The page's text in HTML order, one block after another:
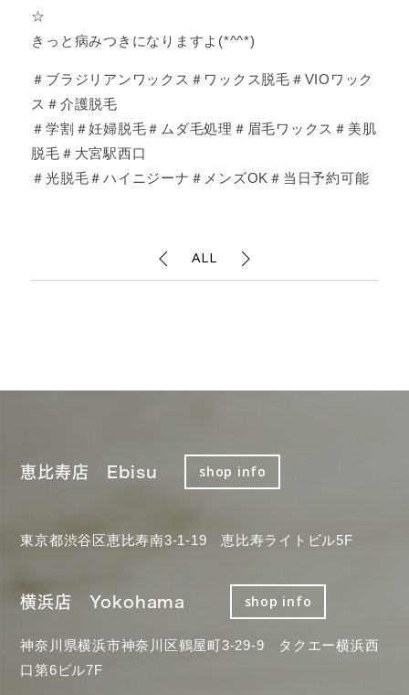
☆
きっと病みつきになりますよ(*^^*)
＃ブラジリアンワックス＃ワックス脱毛＃VIOワック
ス＃介護脱毛
＃学割＃妊婦脱毛＃ムダ毛処理＃眉毛ワックス＃美肌
脱毛＃大宮駅西口
＃光脱毛＃ハイニジーナ＃メンズOK＃当日予約可能
ALL
恵比寿店 Ebisu shop info
東京都渋谷区恵比寿南3-1-19 恵比寿ライトビル5F
横浜店 Yokohama shop info
神奈川県横浜市神奈川区鶴屋町3-29-9 タクエー横浜西
口第6ビル7F